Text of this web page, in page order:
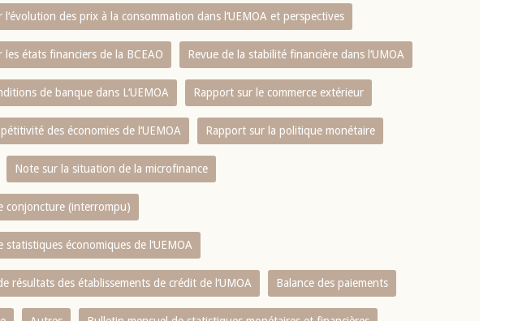
des prix à la consommation dans l‘UEMOA et perspectives
les états financiers de la BCEAO Revue de la stabilité financière dans l‘UMOA
de banque dans L‘UEMOA Rapport sur le commerce extérieur
des économies de l‘UEMOA Rapport sur la politique monétaire
Note sur la situation de la microfinance
conjoncture (interrompu)
statistiques économiques de l‘UEMOA
résultats des établissements de crédit de l‘UMOA Balance des paiements